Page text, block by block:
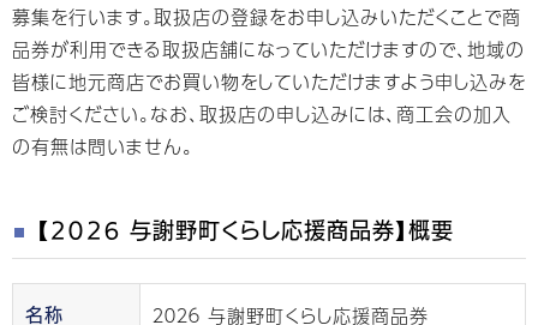
募集を行います。取扱店の登録をお申し込みいただくことで商
品券が利用できる取扱店舗になっていただけますので、地域の
皆様に地元商店でお買い物をしていただけますよう申し込みを
ご検討ください。なお、取扱店の申し込みには、商工会の加入
の有無は問いません。
【２０２６ 与謝野町くらし応援商品券】概要
名称 ２０２６ 与謝野町くらし応援商品券